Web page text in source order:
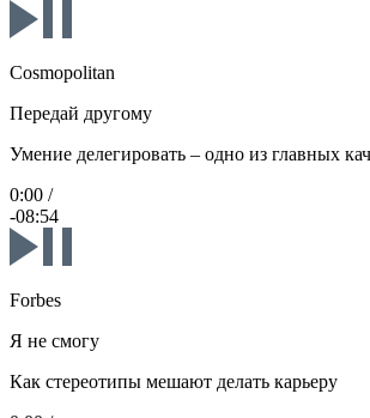
Cosmopolitan
Передай другому
Умение делегировать – одно из главных
0:00 /
-08:54
Forbes
Я не смогу
Как стереотипы мешают делать карьеру